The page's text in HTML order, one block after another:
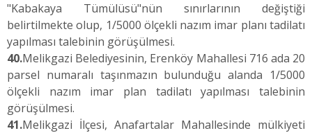
"Kabakaya Tümülüsü"nün sınırlarının değiştiği
belirtilmekte olup, 1/5000 ölçekli nazım imar planı tadilatı
yapılması talebinin görüşülmesi.
40.Melikgazi Belediyesinin, Erenköy Mahallesi 716 ada 20
parsel numaralı taşınmazın bulunduğu alanda 1/5000
ölçekli nazım imar plan tadilatı yapılması talebinin
görüşülmesi.
41.Melikgazi İlçesi, Anafartalar Mahallesinde mülkiyeti